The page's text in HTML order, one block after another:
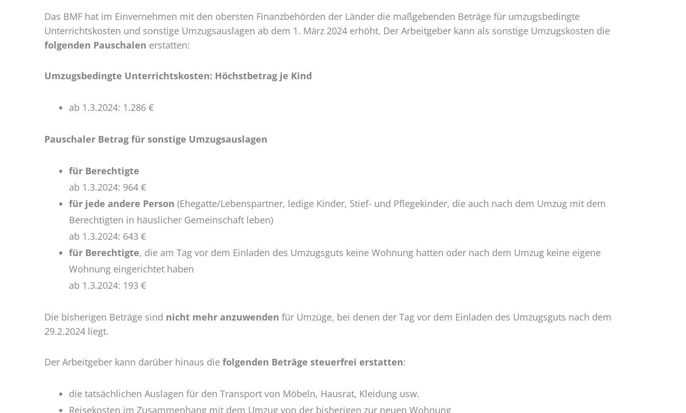
1.3.2024
Das BMF hat im Einvernehmen mit den obersten Finanzbehörden der Länder die maßgebenden Beträge für umzugsbedingte
Unterrichtskosten und sonstige Umzugsauslagen ab dem 1. März 2024 erhöht. Der Arbeitgeber kann als sonstige Umzugskosten die
folgenden Pauschalen erstatten:
Umzugsbedingte Unterrichtskosten: Höchstbetrag je Kind
ab 1.3.2024: 1.286 €
Pauschaler Betrag für sonstige Umzugsauslagen
für Berechtigte
ab 1.3.2024: 964 €
für jede andere Person (Ehegatte/Lebenspartner, ledige Kinder, Stief- und Pflegekinder, die auch nach dem Umzug mit dem
Berechtigten in häuslicher Gemeinschaft leben)
ab 1.3.2024: 643 €
für Berechtigte, die am Tag vor dem Einladen des Umzugsguts keine Wohnung hatten oder nach dem Umzug keine eigene
Wohnung eingerichtet haben
ab 1.3.2024: 193 €
Die bisherigen Beträge sind nicht mehr anzuwenden für Umzüge, bei denen der Tag vor dem Einladen des Umzugsguts nach dem
29.2.2024 liegt.
Der Arbeitgeber kann darüber hinaus die folgenden Beträge steuerfrei erstatten:
die tatsächlichen Auslagen für den Transport von Möbeln, Hausrat, Kleidung usw.
Reisekosten im Zusammenhang mit dem Umzug von der bisherigen zur neuen Wohnung